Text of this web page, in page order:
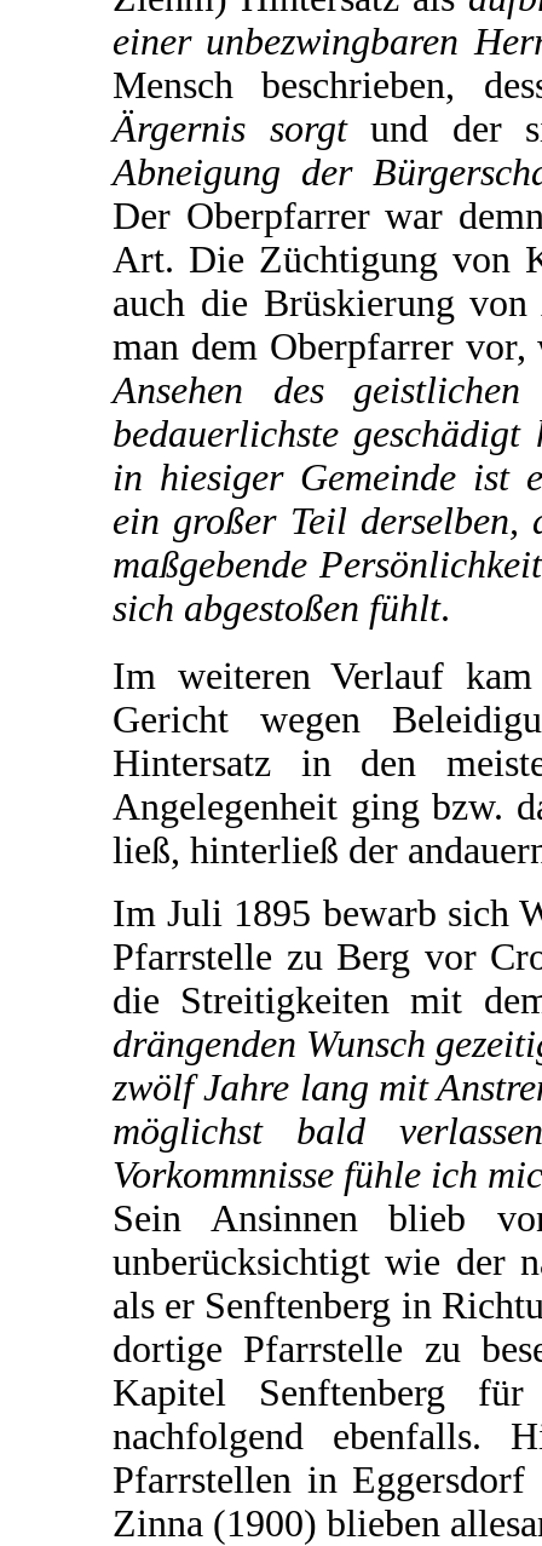
einer unbezwingbaren
Mensch beschrieben,
Ärgernis sorgtund der
Abneigung der
Der Oberpfarrer war
Art. Die Züchtigung von
auch die Brüskierung
man dem Oberpfarrer
Ansehen des
bedauerlichste
in hiesiger Gemeinde ist
ein großer Teil derselben,
maßgebende
sich abgestoßen fühlt.
Im weiteren Verlauf
Gericht wegen
Hintersatz in den
Angelegenheit ging bzw.
ließ, hinterließ der
Im Juli 1895 bewarb sich
Pfarrstelle zu Berg vor
die Streitigkeiten mit
drängenden Wunsch
zwölf Jahre lang mit
möglichst bald
Vorkommnisse fühle ich
Sein Ansinnen blieb
unberücksichtigt wie der
als er Senftenberg in
dortige Pfarrstelle zu
Kapitel Senftenberg
nachfolgend ebenfalls.
Pfarrstellen in
Zinna (1900) blieben